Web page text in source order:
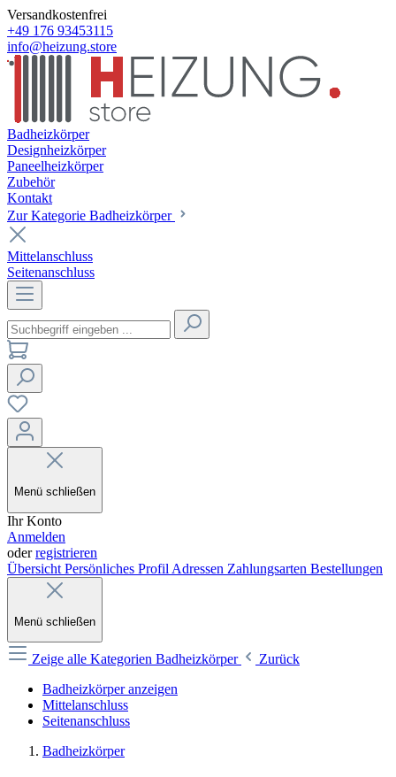
Versandkostenfrei
+49 176 93453115
info@heizung.store
Badheizkörper
Designheizkörper
Paneelheizkörper
Zubehör
Kontakt
Zur Kategorie Badheizkörper
Mittelanschluss
Seitenanschluss
Menü schließen
Ihr Konto
Anmelden
oderregistrieren
Übersicht Persönliches Profil Adressen Zahlungsarten Bestellungen
Menü schließen
Zeige alle Kategorien Badheizkörper
Zurück
Badheizkörper anzeigen
Mittelanschluss
Seitenanschluss
Badheizkörper